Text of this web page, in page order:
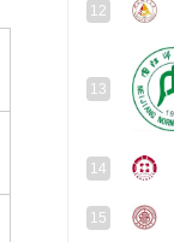
12
13
14
15